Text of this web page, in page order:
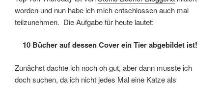
worden und nun habe ich mich entschlossen auch mal
teilzunehmen. Die Aufgabe für heute lautet:
10 Bücher auf dessen Cover ein Tier abgebildet ist!
Zunächst dachte ich noch oh gut, aber dann musste ich
doch suchen, da ich nicht jedes Mal eine Katze als